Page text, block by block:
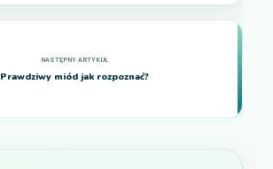
Prawdziwy miód jak rozpoznać?